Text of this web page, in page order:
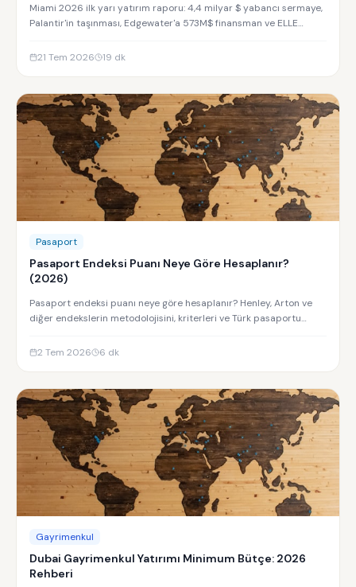
Miami 2026 ilk yarı yatırım raporu: 4,4 milyar $ yabancı sermaye,
Palantir'in taşınması, Edgewater'a 573M$ finansman ve ELLE
21 Tem 2026
19 dk
Pasaport
Pasaport Endeksi Puanı Neye Göre Hesaplanır?
(2026)
Pasaport endeksi puanı neye göre hesaplanır? Henley, Arton ve
diğer endekslerin metodolojisini, kriterleri ve Türk pasaportu
2 Tem 2026
6 dk
Gayrimenkul
Dubai Gayrimenkul Yatırımı Minimum Bütçe: 2026
Rehberi